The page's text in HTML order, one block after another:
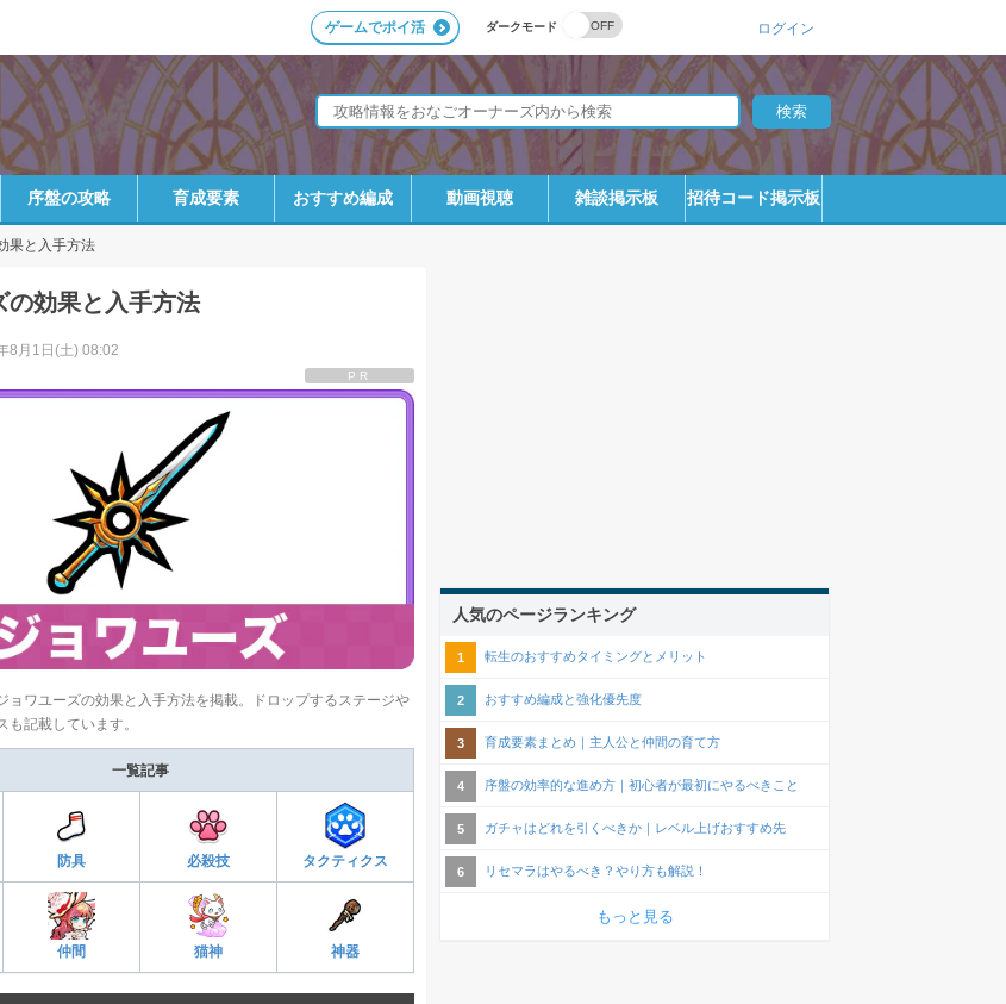
ダークモード
ゲームでポイ活 ログイン
序盤の攻略 育成要素 おすすめ編成 動画視聴 雑談掲示板 招待コード掲示板
果と入手方法
の効果と入手方法
8月1日(土) 08:02
PR
ョワユーズの効果と入手方法を掲載。ドロップするステージや
記載しています。
一覧記事
防具 必殺技 タクティクス
仲間 猫神 神器
人気のページランキング
転生のおすすめタイミングとメリット
おすすめ編成と強化優先度
育成要素まとめ｜主人公と仲間の育て方
序盤の効率的な進め方｜初心者が最初にやるべきこと
ガチャはどれを引くべきか｜レベル上げおすすめ先
リセマラはやるべき？やり方も解説！
もっと見る